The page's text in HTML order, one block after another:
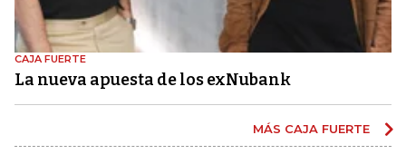
CAJA FUERTE
La nueva apuesta de los exNubank
MÁS CAJA FUERTE